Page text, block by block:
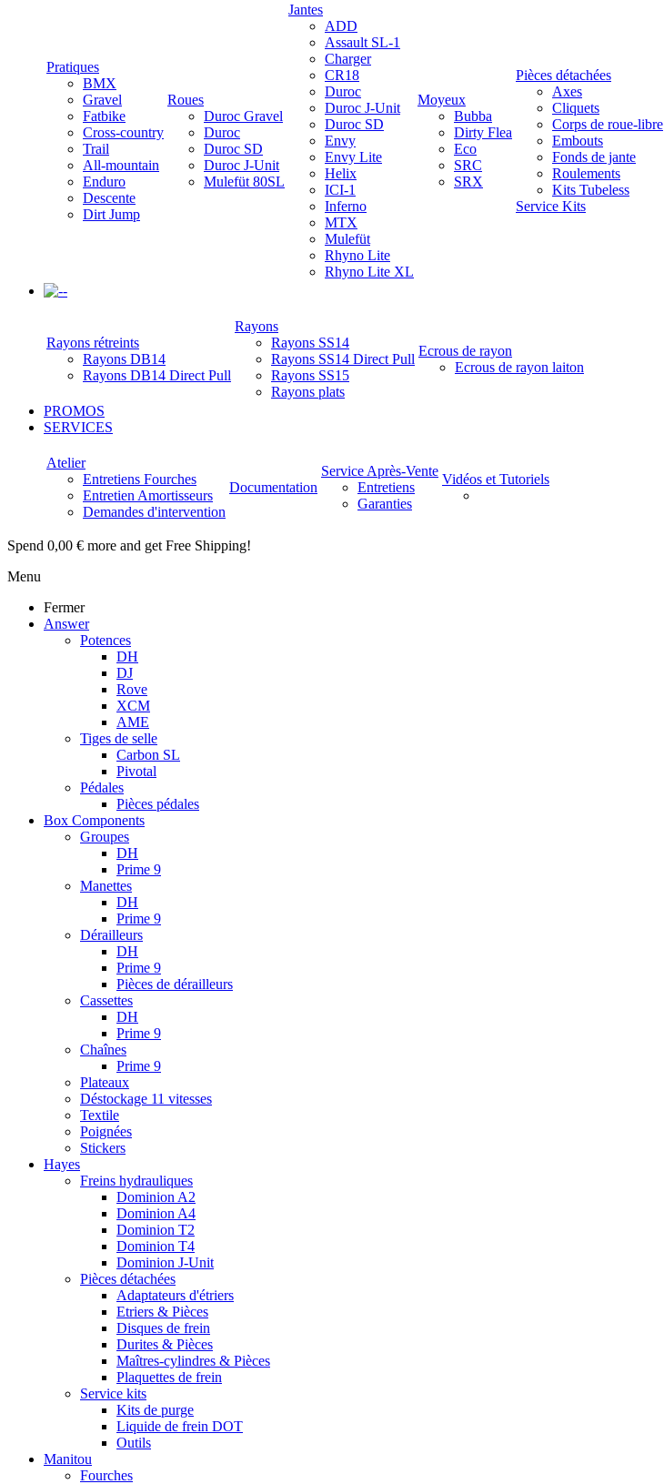
Pratiques
BMX
Gravel
Fatbike
Cross-country
Trail
All-mountain
Enduro
Descente
Dirt Jump
Roues
Duroc Gravel
Duroc
Duroc SD
Duroc J-Unit
Mulefüt 80SL
Jantes
ADD
Assault SL-1
Charger
CR18
Duroc
Duroc J-Unit
Duroc SD
Envy
Envy Lite
Helix
ICI-1
Inferno
MTX
Mulefüt
Rhyno Lite
Rhyno Lite XL
Moyeux
Bubba
Dirty Flea
Eco
SRC
SRX
Pièces détachées
Axes
Cliquets
Corps de roue-libre
Embouts
Fonds de jante
Roulements
Kits Tubeless
Service Kits
-
Rayons rétreints
Rayons DB14
Rayons DB14 Direct Pull
Rayons
Rayons SS14
Rayons SS14 Direct Pull
Rayons SS15
Rayons plats
Ecrous de rayon
Ecrous de rayon laiton
PROMOS
SERVICES
Atelier
Entretiens Fourches
Entretien Amortisseurs
Demandes d'intervention
Documentation
Service Après-Vente
Entretiens
Garanties
Vidéos et Tutoriels
Spend 0,00 € more and get Free Shipping!
Menu
Fermer
Answer
Potences
DH
DJ
Rove
XCM
AME
Tiges de selle
Carbon SL
Pivotal
Pédales
Pièces pédales
Box Components
Groupes
DH
Prime 9
Manettes
DH
Prime 9
Dérailleurs
DH
Prime 9
Pièces de dérailleurs
Cassettes
DH
Prime 9
Chaînes
Prime 9
Plateaux
Déstockage 11 vitesses
Textile
Poignées
Stickers
Hayes
Freins hydrauliques
Dominion A2
Dominion A4
Dominion T2
Dominion T4
Dominion J-Unit
Pièces détachées
Adaptateurs d'étriers
Etriers & Pièces
Disques de frein
Durites & Pièces
Maîtres-cylindres & Pièces
Plaquettes de frein
Service kits
Kits de purge
Liquide de frein DOT
Outils
Manitou
Fourches